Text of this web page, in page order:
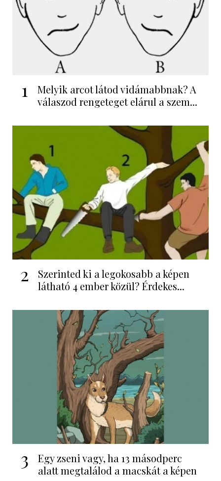
1
Melyik arcot látod vidámabbnak? A
válaszod rengeteget elárul a szem...
2
Szerinted ki a legokosabb a képen
látható 4 ember közül? Érdekes...
3
Egy zseni vagy, ha 13 másodperc
alatt megtalálod a macskát a képen